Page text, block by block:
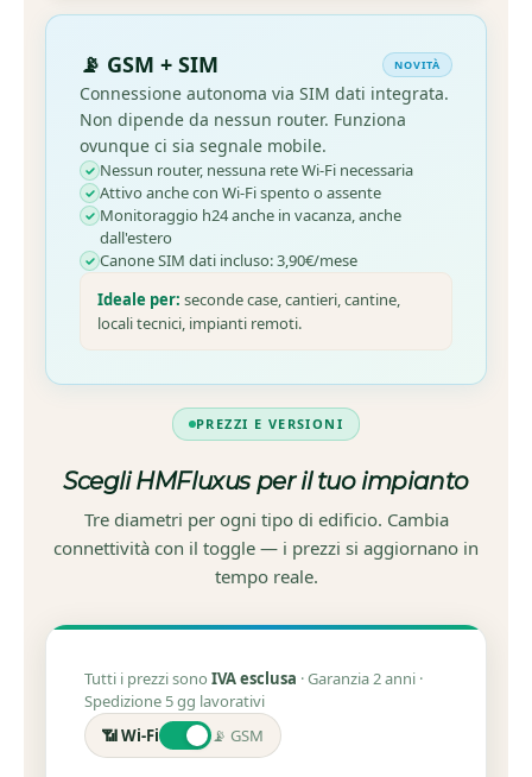
📡 GSM + SIM NOVITÀ
Connessione autonoma via SIM dati integrata.
Non dipende da nessun router. Funziona
ovunque ci sia segnale mobile.
Nessun router, nessuna rete Wi-Fi necessaria
Attivo anche con Wi-Fi spento o assente
Monitoraggio h24 anche in vacanza, anche
dall'estero
Canone SIM dati incluso: 3,90€/mese
Ideale per: seconde case, cantieri, cantine,
locali tecnici, impianti remoti.
PREZZI E VERSIONI
Scegli HMFluxus per il tuo impianto
Tre diametri per ogni tipo di edificio. Cambia
connettività con il toggle — i prezzi si aggiornano in
tempo reale.
Tutti i prezzi sono IVA esclusa · Garanzia 2 anni ·
Spedizione 5 gg lavorativi
📶 Wi-Fi
📡 GSM